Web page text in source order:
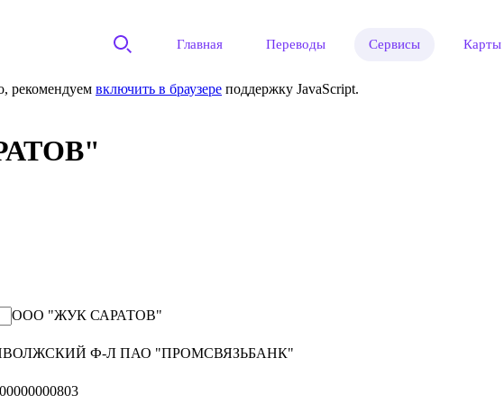
Главная Переводы Сервисы Карты
рекомендуем включить в браузере поддержку JavaScript.
ООО "ЖУК САРАТОВ"
Ф-Л ПАО "ПРОМСВЯЗЬБАНК"